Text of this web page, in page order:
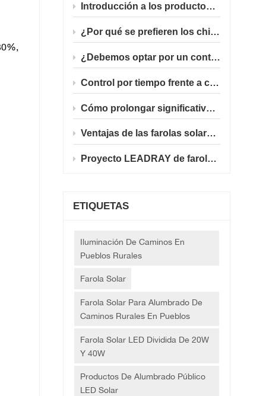
Introducción a los productos de alumbrado público LED solar integrado
¿Por qué se prefieren los chips LED Philips 5050 para proyectos gubernamentales de alumbrado público solar en el extranjero?
¿Debemos optar por un control de luz puro o por un modo de programación temporizada para las farolas solares?
Control por tiempo frente a control por luz: ¿Qué modo inteligente funciona mejor para las luces solares de carretera en el extranjero?
Cómo prolongar significativamente la vida útil de las farolas solares en modo de atenuación horaria de 12 horas.
Ventajas de las farolas solares de 30W/40W en escenarios de ingeniería europeos polacos
Proyecto LEADRAY de farola solar integrada en Polonia (30W/40W)
ETIQUETAS
Iluminación De Caminos En
Pueblos Rurales
Farola Solar
Farola Solar Para Alumbrado De
Caminos Rurales En Pueblos
Farola Solar LED Dividida De 20W
Y 40W
Productos De Alumbrado Público
LED Solar